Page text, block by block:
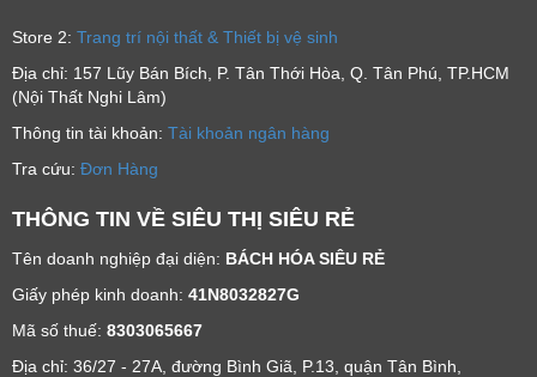
Store 2: Trang trí nội thất & Thiết bị vệ sinh
Địa chỉ: 157 Lũy Bán Bích, P. Tân Thới Hòa, Q. Tân Phú, TP.HCM
(Nội Thất Nghi Lâm)
Thông tin tài khoản: Tài khoản ngân hàng
Tra cứu: Đơn Hàng
THÔNG TIN VỀ SIÊU THỊ SIÊU RẺ
Tên doanh nghiệp đại diện: BÁCH HÓA SIÊU RẺ
Giấy phép kinh doanh: 41N8032827G
Mã số thuế: 8303065667
Địa chỉ: 36/27 - 27A, đường Bình Giã, P.13, quận Tân Bình,